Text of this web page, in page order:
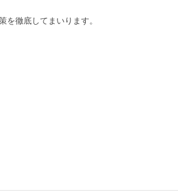
を徹底してまいります。